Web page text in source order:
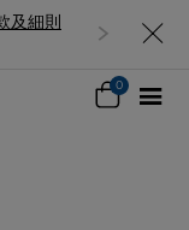
及細則
0